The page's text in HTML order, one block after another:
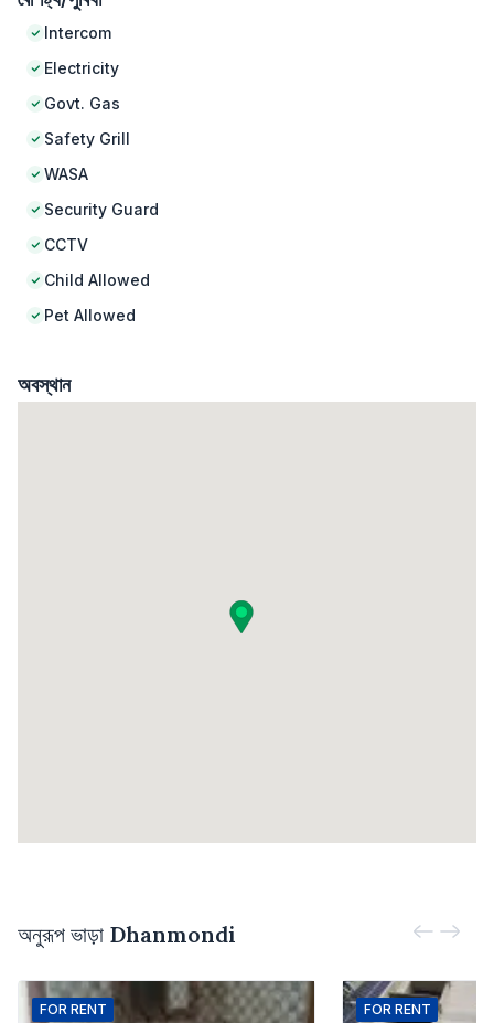
Intercom
Electricity
Govt. Gas
Safety Grill
WASA
Security Guard
CCTV
Child Allowed
Pet Allowed
অবস্থান
অনুরূপ ভাড়া Dhanmondi
FOR RENT FOR RENT